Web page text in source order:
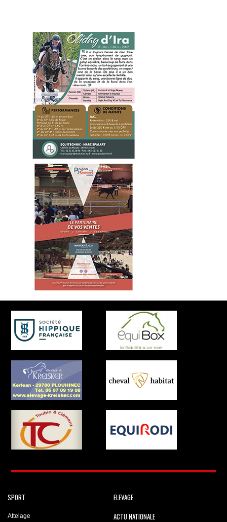
SPORT
Attelage
ELEVAGE
ACTU NATIONALE